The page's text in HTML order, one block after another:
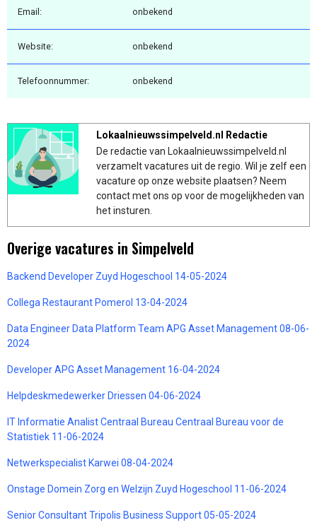
Email: onbekend
Website: onbekend
Telefoonnummer: onbekend
Lokaalnieuwssimpelveld.nl Redactie
De redactie van Lokaalnieuwssimpelveld.nl
verzamelt vacatures uit de regio. Wil je zelf een
vacature op onze website plaatsen? Neem
contact met ons op voor de mogelijkheden van
het insturen.
Overige vacatures in Simpelveld
Backend Developer Zuyd Hogeschool 14-05-2024
Collega Restaurant Pomerol 13-04-2024
Data Engineer Data Platform Team APG Asset Management 08-06-
2024
Developer APG Asset Management 16-04-2024
Helpdeskmedewerker Driessen 04-06-2024
IT Informatie Analist Centraal Bureau Centraal Bureau voor de
Statistiek 11-06-2024
Netwerkspecialist Karwei 08-04-2024
Onstage Domein Zorg en Welzijn Zuyd Hogeschool 11-06-2024
Senior Consultant Tripolis Business Support 05-05-2024